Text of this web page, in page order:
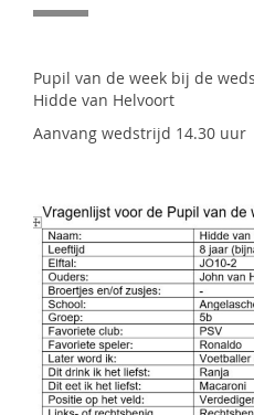
Pupil van de week bij de
Hidde van Helvoort
Aanvang wedstrijd 14.30 uur